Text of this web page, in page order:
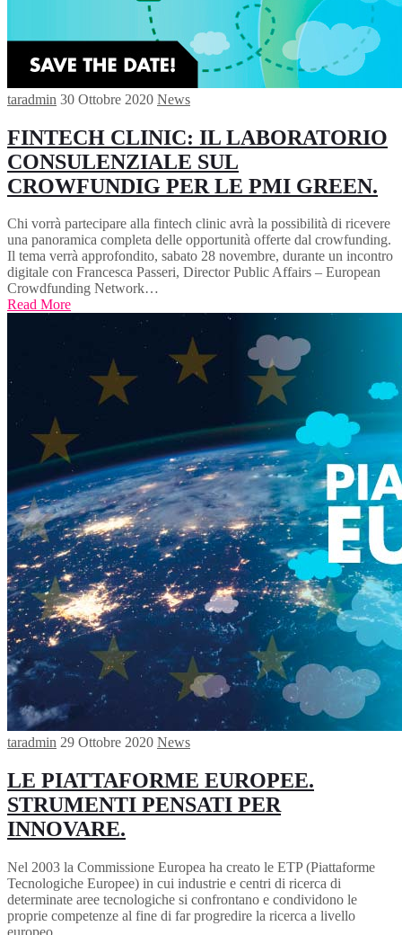
taradmin 30 Ottobre 2020 News
FINTECH CLINIC: IL LABORATORIO
CONSULENZIALE SUL
CROWFUNDIG PER LE PMI GREEN.
Chi vorrà partecipare alla fintech clinic avrà la possibilità di ricevere
una panoramica completa delle opportunità offerte dal crowfunding.
Il tema verrà approfondito, sabato 28 novembre, durante un incontro
digitale con Francesca Passeri, Director Public Affairs – European
Crowdfunding Network…
Read More
taradmin 29 Ottobre 2020 News
LE PIATTAFORME EUROPEE.
STRUMENTI PENSATI PER
INNOVARE.
Nel 2003 la Commissione Europea ha creato le ETP (Piattaforme
Tecnologiche Europee) in cui industrie e centri di ricerca di
determinate aree tecnologiche si confrontano e condividono le
proprie competenze al fine di far progredire la ricerca a livello